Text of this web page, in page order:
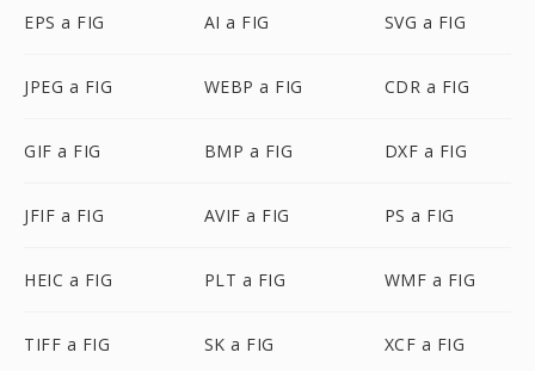
EPS a FIG AI a FIG SVG a FIG
JPEG a FIG WEBP a FIG CDR a FIG
GIF a FIG BMP a FIG DXF a FIG
JFIF a FIG AVIF a FIG PS a FIG
HEIC a FIG PLT a FIG WMF a FIG
TIFF a FIG SK a FIG XCF a FIG